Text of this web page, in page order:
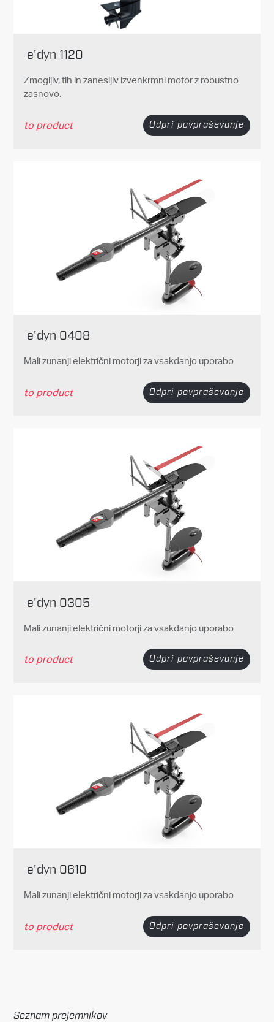
e'dyn 1120
Zmogljiv, tih in zanesljiv izvenkrmni motor z robustno
zasnovo.
to product Odpri povpraševanje
e'dyn 0408
Mali zunanji električni motorji za vsakdanjo uporabo
to product Odpri povpraševanje
e'dyn 0305
Mali zunanji električni motorji za vsakdanjo uporabo
to product Odpri povpraševanje
e'dyn 0610
Mali zunanji električni motorji za vsakdanjo uporabo
to product Odpri povpraševanje
Seznam prejemnikov